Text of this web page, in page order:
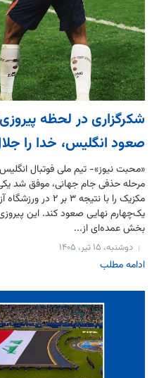
شکرگزاری در لحظه
صعود انگلیس، خدا را
«محبت نیوز»- تیم ملی فوتبال
مرحله حذفی جام جهانی، موفق شد یکی
مکزیک را با نتیجه
یک‌چهارم نهایی صعود کند. این
بخش عمده‌ای از...
دوشنبه، ۱۵ تیر، ۱۴۰۵
ادامه مطلب